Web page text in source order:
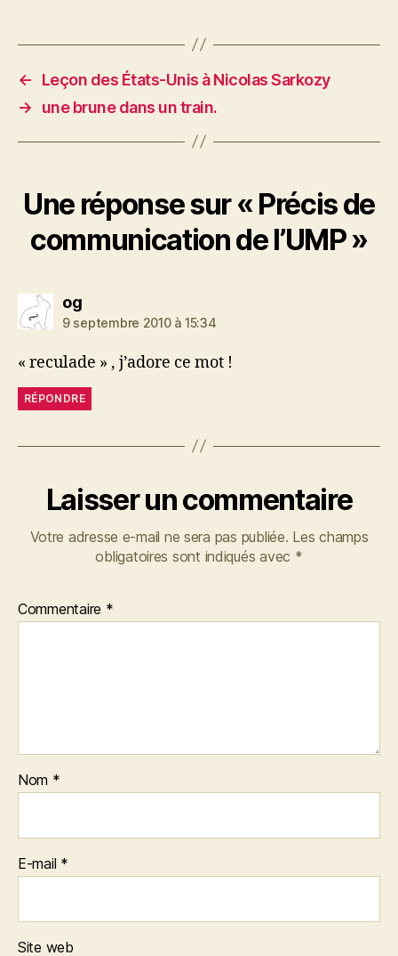
←
Leçon des États-Unis à Nicolas Sarkozy
→
une brune dans un train.
Une réponse sur « Précis de
communication de l’UMP »
ogdit :
9 septembre 2010 à 15:34
« reculade » , j’adore ce mot !
RÉPONDRE
Laisser un commentaire
Votre adresse e-mail ne sera pas publiée. Les champs
obligatoires sont indiqués avec *
Commentaire *
Nom *
E-mail *
Site web